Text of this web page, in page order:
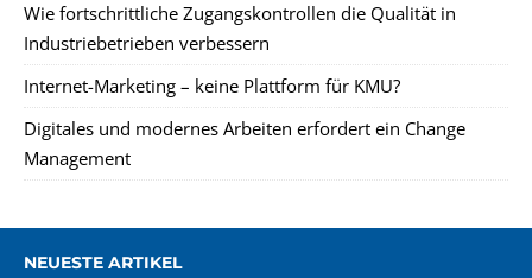
Wie fortschrittliche Zugangskontrollen die Qualität in
Industriebetrieben verbessern
Internet-Marketing – keine Plattform für KMU?
Digitales und modernes Arbeiten erfordert ein Change
Management
NEUESTE ARTIKEL